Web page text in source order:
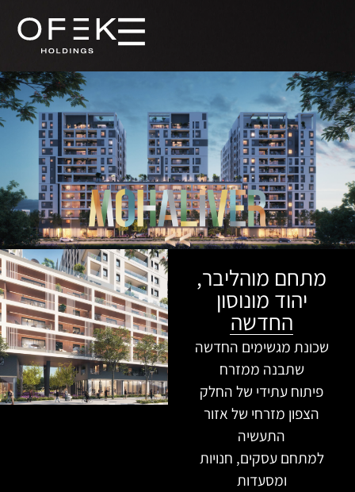
מתחם מוהליבר,
יהוד מונוסון
החדשה
שכונת מגשימים החדשה
שתבנה ממזרח
פיתוח עתידי של החלק
הצפון מזרחי של אזור
התעשיה
למתחם עסקים, חנויות
ומסעדות